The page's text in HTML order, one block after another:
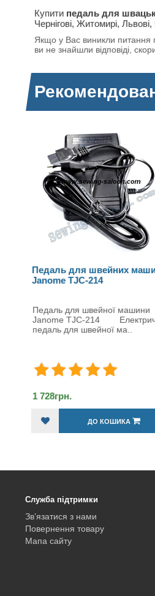
Купити педаль для
Чернігові, Житомирі,
Якщо у Вас виникли питання
ви не знайшли відповіді,
Педаль для швейних
Janome KD-2902
Педаль для швейної машини
Janome KD-2902
педаль для швейної машини
1 728грн.
ДО КОШИКА
Служба підтримки
Зв’язатися з нами
Повернення товару
Мапа сайту